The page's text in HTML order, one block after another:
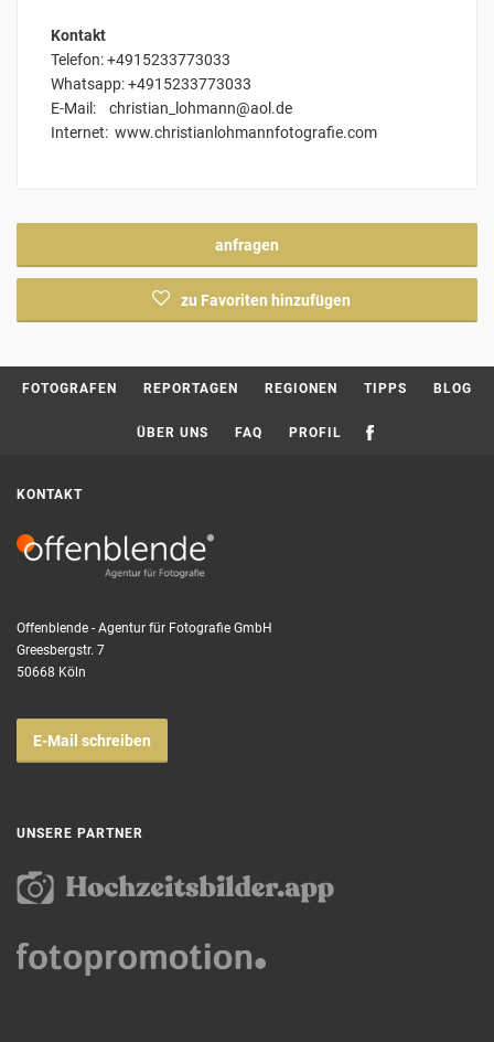
Kontakt
Telefon: +4915233773033
Whatsapp: +4915233773033
E-Mail: christian_lohmann@aol.de
Internet: www.christianlohmannfotografie.com
anfragen
zu Favoriten hinzufügen
FOTOGRAFEN REPORTAGEN REGIONEN TIPPS BLOG
ÜBER UNS FAQ PROFIL
KONTAKT
Offenblende - Agentur für Fotografie GmbH
Greesbergstr. 7
50668 Köln
E-Mail schreiben
UNSERE PARTNER